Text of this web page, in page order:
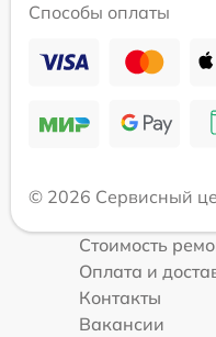
Способы оплаты
© 2026 Сервисный
Стоимость
Оплата и
Контакты
Вакансии